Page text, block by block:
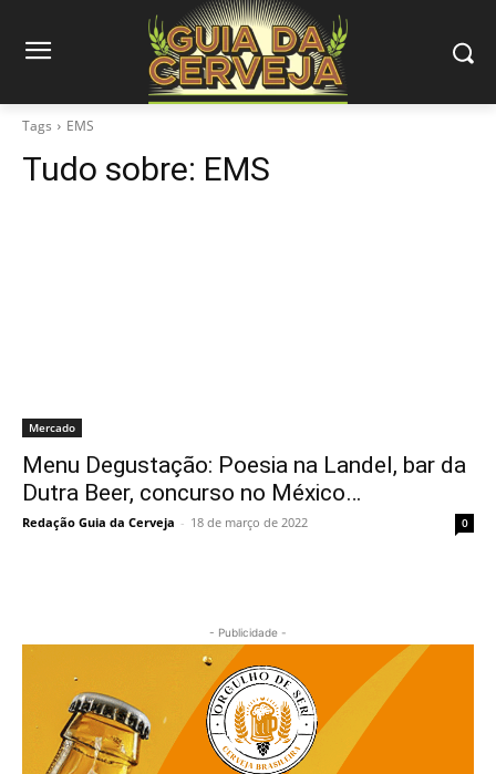
Tags EMS
Tudo sobre: EMS
Mercado
Menu Degustação: Poesia na Landel, bar da
Dutra Beer, concurso no México…
Redação Guia da Cerveja - 18 de março de 2022 0
- Publicidade -